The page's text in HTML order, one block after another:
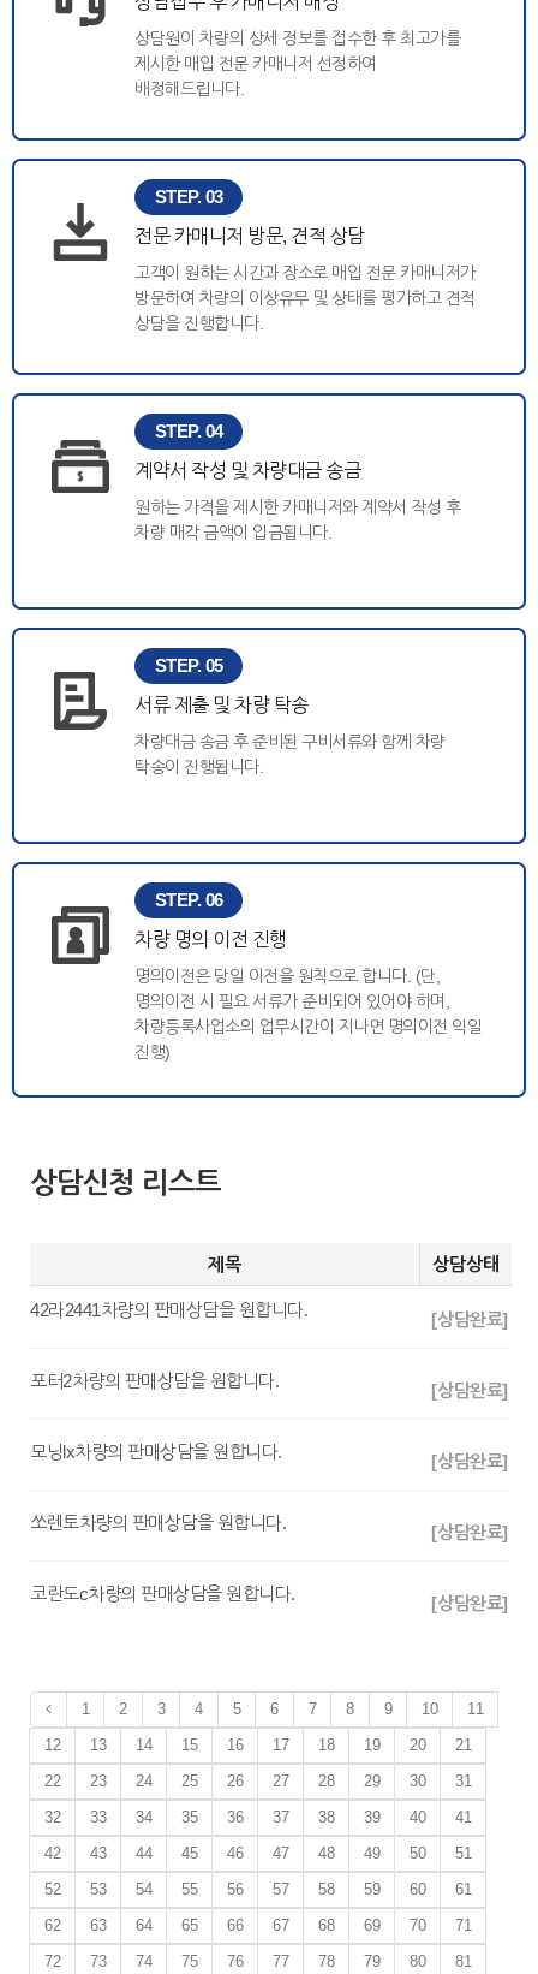
상담원이 차량의 상세 정보를 접수한 후 최고가를
제시한 매입 전문 카매니저 선정하여
배정해드립니다.
STEP. 03
전문 카매니저 방문, 견적 상담
고객이 원하는 시간과 장소로 매입 전문 카매니저가
방문하여 차량의 이상유무 및 상태를 평가하고 견적
상담을 진행합니다.
STEP. 04
계약서 작성 및 차량대금 송금
원하는 가격을 제시한 카매니저와 계약서 작성 후
차량 매각 금액이 입금됩니다.
STEP. 05
서류 제출 및 차량 탁송
차량대금 송금 후 준비된 구비서류와 함께 차량
탁송이 진행됩니다.
STEP. 06
차량 명의 이전 진행
명의이전은 당일 이전을 원칙으로 합니다. (단,
명의이전 시 필요 서류가 준비되어 있어야 하며,
차량등록사업소의 업무시간이 지나면 명의이전 익일
진행)
상담신청 리스트
제목 상담상태
42라2441차량의 판매상담을 원합니다. [상담완료]
포터2차량의 판매상담을 원합니다. [상담완료]
모닝lx차량의 판매상담을 원합니다. [상담완료]
쏘렌토차량의 판매상담을 원합니다. [상담완료]
코란도c차량의 판매상담을 원합니다. [상담완료]
1 2 3 4 5 6 7 8 9 10
11
12
13 14 15 16 17 18 19 20
21
22
23 24 25 26 27 28 29 30
31
32
33 34 35 36 37 38 39 40
41
42
43 44 45 46 47 48 49 50
51
52
53 54 55 56 57 58 59 60
61
62
63 64 65 66 67 68 69 70
71
72
73 74 75 76 77 78 79 80 81